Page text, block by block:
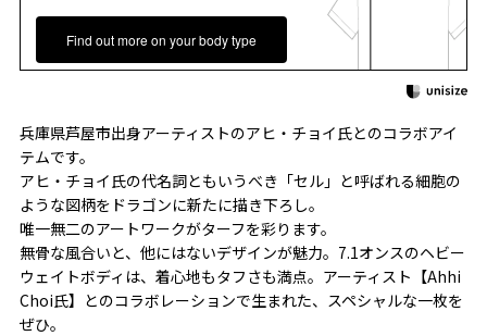
Find out more on your body type
兵庫県芦屋市出身アーティストのアヒ・チョイ氏とのコラボアイ
テムです。
アヒ・チョイ氏の代名詞ともいうべき「セル」と呼ばれる細胞の
ような図柄をドラゴンに新たに描き下ろし。
唯一無二のアートワークがターフを彩ります。
無骨な風合いと、他にはないデザインが魅力。7.1オンスのヘビー
ウェイトボディは、着心地もタフさも満点。アーティスト【Ahhi
Choi氏】とのコラボレーションで生まれた、スペシャルな一枚を
ぜひ。